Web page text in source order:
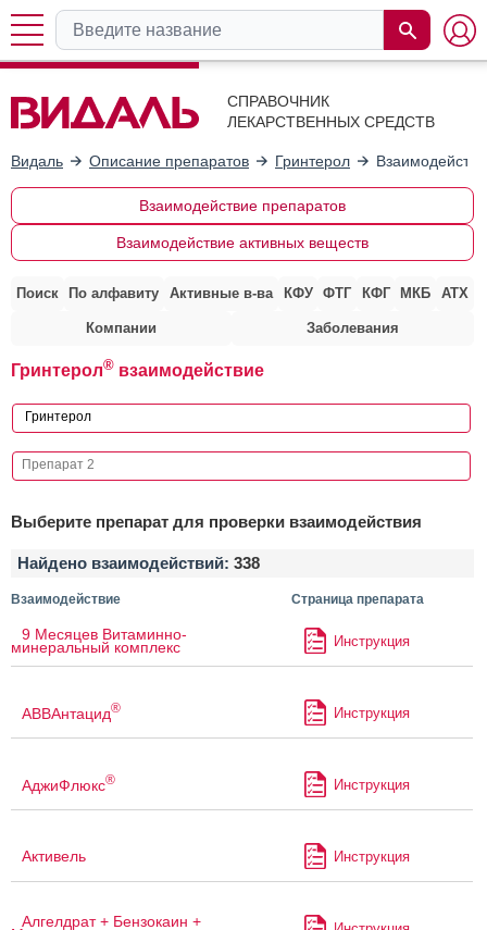
СПРАВОЧНИК
ЛЕКАРСТВЕННЫХ СРЕДСТВ
Видаль Описание препаратов Гринтерол
Взаимодействие препаратов
Взаимодействие активных веществ
Поиск По алфавиту Активные в-ва КФУ ФТГ КФГ МКБ АТХ
Компании Заболевания
Гринтерол® взаимодействие
Выберите препарат для проверки взаимодействия
Найдено взаимодействий: 338
Взаимодействие Страница препарата
9 Месяцев Витаминно-
минеральный комплекс Инструкция
АВВАнтацид® Инструкция
АджиФлюкс® Инструкция
Активель Инструкция
Алгелдрат + Бензокаин +